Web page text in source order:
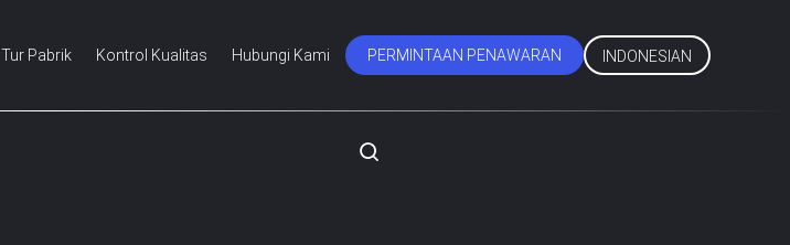
Tur Pabrik Kontrol Kualitas Hubungi Kami PERMINTAAN PENAWARAN INDONESIAN